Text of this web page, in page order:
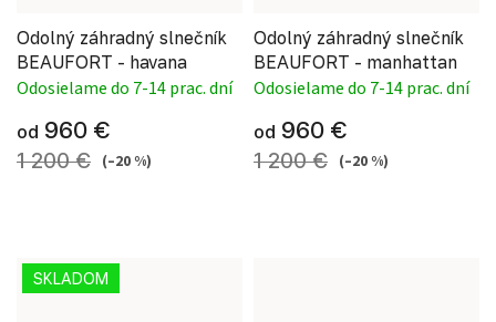
Odolný záhradný slnečník
BEAUFORT - havana
Odosielame do 7-14 prac. dní
od 960 €
1 200 € (–20 %)
Odolný záhradný slnečník
BEAUFORT - manhattan
Odosielame do 7-14 prac. dní
od 960 €
1 200 € (–20 %)
SKLADOM